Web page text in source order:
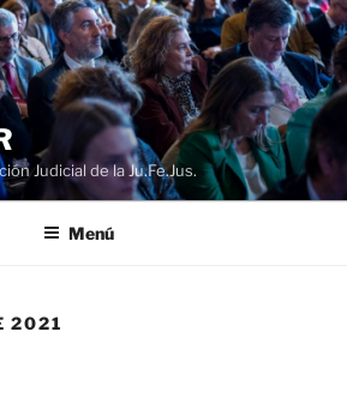
Judicial de la Ju.Fe.Jus.
Menú
2021